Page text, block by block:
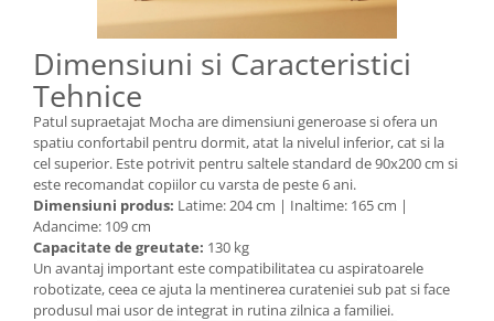
Dimensiuni si Caracteristici
Tehnice
Patul supraetajat Mocha are dimensiuni generoase si ofera un
spatiu confortabil pentru dormit, atat la nivelul inferior, cat si la
cel superior. Este potrivit pentru saltele standard de 90x200 cm si
este recomandat copiilor cu varsta de peste 6 ani.
Dimensiuni produs: Latime: 204 cm | Inaltime: 165 cm |
Adancime: 109 cm
Capacitate de greutate: 130 kg
Un avantaj important este compatibilitatea cu aspiratoarele
robotizate, ceea ce ajuta la mentinerea curateniei sub pat si face
produsul mai usor de integrat in rutina zilnica a familiei.